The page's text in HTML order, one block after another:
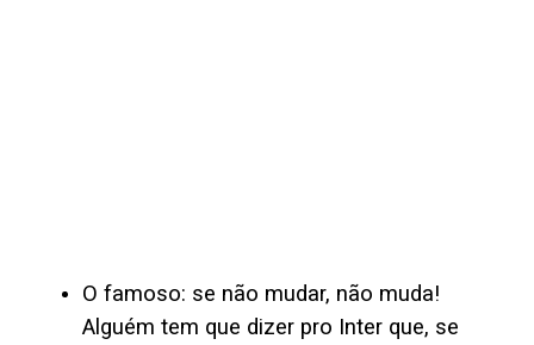
O famoso: se não mudar, não muda!
Alguém tem que dizer pro Inter que, se